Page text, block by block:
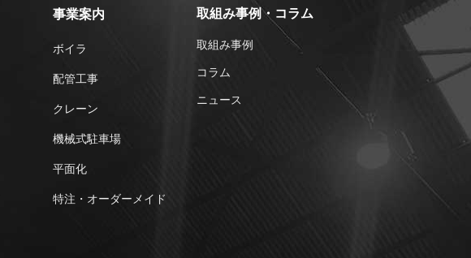
事業案内
ボイラ
配管工事
クレーン
機械式駐車場
平⾯化
特注・オーダーメイド
取組み事例・コラム
取組み事例
コラム
ニュース